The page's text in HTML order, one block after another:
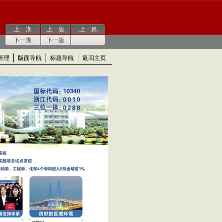
上一期
下一期
上一版
下一版
上一篇
理 版面导航 标题导航 返回主页